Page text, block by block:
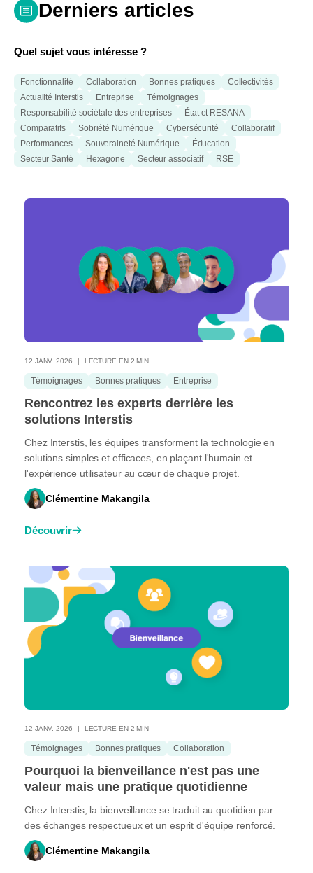
Derniers articles
Quel sujet vous intéresse ?
Fonctionnalité Collaboration Bonnes pratiques
Collectivités
Actualité Interstis
Entreprise
Témoignages
Responsabilité sociétale des entreprises
État et RESANA
Comparatifs
Sobriété Numérique Cybersécurité
Collaboratif
Performances
Souveraineté Numérique
Éducation
Secteur Santé
Hexagone Secteur associatif RSE
12 JANV. 2026 LECTURE EN 2 MIN
Témoignages Bonnes pratiques Entreprise
Rencontrez les experts derrière les
solutions Interstis
Chez Interstis, les équipes transforment la technologie en
solutions simples et efficaces, en plaçant l'humain et
l'expérience utilisateur au cœur de chaque projet.
Clémentine Makangila
Découvrir
12 JANV. 2026 LECTURE EN 2 MIN
Témoignages Bonnes pratiques Collaboration
Pourquoi la bienveillance n'est pas une
valeur mais une pratique quotidienne
Chez Interstis, la bienveillance se traduit au quotidien par
des échanges respectueux et un esprit d'équipe renforcé.
Clémentine Makangila